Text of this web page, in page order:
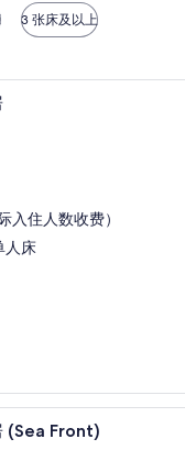
3 张床及以上
标准双人房
入住人数收费）
人床
标准双人房
(Sea Front)